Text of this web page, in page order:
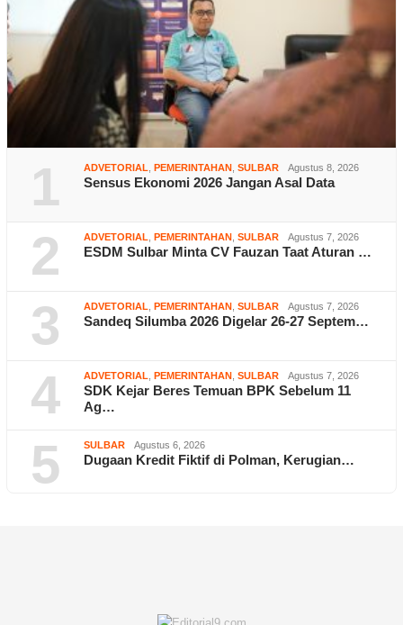
1 ADVETORIAL PEMERINTAHAN SULBAR Agustus 8, 2026
Sensus Ekonomi 2026 Jangan Asal Data
2 ADVETORIAL PEMERINTAHAN SULBAR Agustus 7, 2026
ESDM Sulbar Minta CV Fauzan Taat Aturan …
3 ADVETORIAL PEMERINTAHAN SULBAR Agustus 7, 2026
Sandeq Silumba 2026 Digelar 26-27 Septem…
4 ADVETORIAL PEMERINTAHAN SULBAR Agustus 7, 2026
SDK Kejar Beres Temuan BPK Sebelum 11
Ag…
5 SULBAR Agustus 6, 2026
Dugaan Kredit Fiktif di Polman, Kerugian…